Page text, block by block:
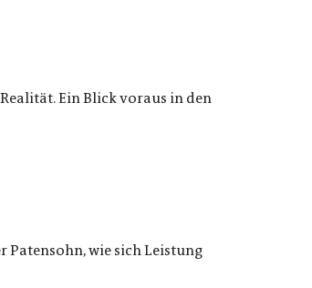
Ein Blick voraus in den
wie sich Leistung